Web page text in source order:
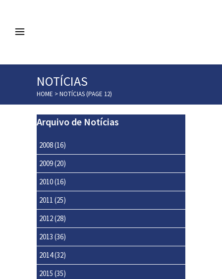
NOTÍCIAS
HOME >NOTÍCIAS(PAGE 12)
Arquivo de Notícias
2008(16)
2009(20)
2010(16)
2011 (25)
2012(28)
2013 (36)
2014(32)
2015 (35)